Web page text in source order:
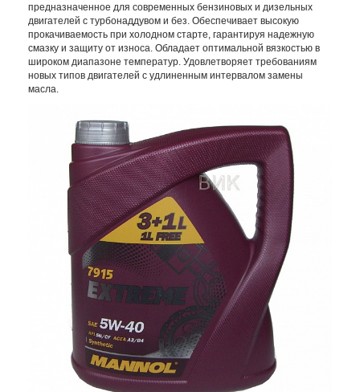
предназначенное для современных бензиновых и дизельных
двигателей с турбонаддувом и без. Обеспечивает высокую
прокачиваемость при холодном старте, гарантируя надежную
смазку и защиту от износа. Обладает оптимальной вязкостью в
широком диапазоне температур. Удовлетворяет требованиям
новых типов двигателей с удлиненным интервалом замены
масла.